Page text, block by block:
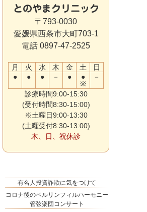
とのやまクリニック
〒793-0030
愛媛県西条市大町703-1
電話 0897-47-2525
月 火 水 木 金 土
日
●
● ● － ●
●
※
－
診療時間9:00-15:30
(受付時間8:30-15:00)
※土曜日9:00-13:30
(土曜受付8:30-13:00)
木、日、祝休診
有名人投資詐欺に気をつけて
コロナ後のベルリンフィルハーモニー
管弦楽団コンサート